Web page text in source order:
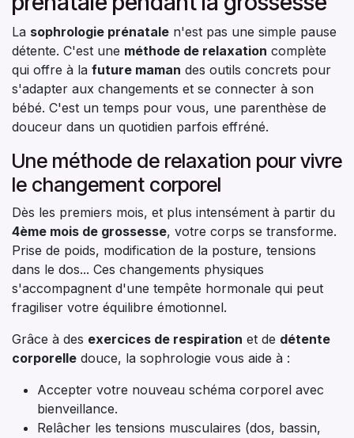
La sophrologie prénatale n'est pas une simple pause
détente. C'est une méthode de relaxation complète
qui offre à la future maman des outils concrets pour
s'adapter aux changements et se connecter à son
bébé. C'est un temps pour vous, une parenthèse de
douceur dans un quotidien parfois effréné.
Une méthode de relaxation pour vivre
le changement corporel
Dès les premiers mois, et plus intensément à partir du
4ème mois de grossesse, votre corps se transforme.
Prise de poids, modification de la posture, tensions
dans le dos... Ces changements physiques
s'accompagnent d'une tempête hormonale qui peut
fragiliser votre équilibre émotionnel.
Grâce à des exercices de respiration et de détente
corporelle douce, la sophrologie vous aide à :
Accepter votre nouveau schéma corporel avec
bienveillance.
Relâcher les tensions musculaires (dos, bassin,